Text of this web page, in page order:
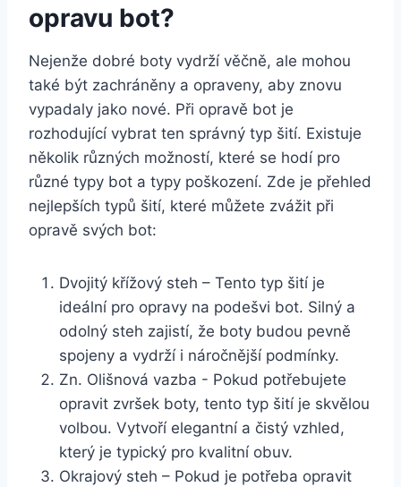
opravu bot?
Nejenže dobré boty vydrží věčně, ale mohou
také být⁤ zachráněny a opraveny,‍ aby znovu
vypadaly jako nové. Při opravě ‌bot je
rozhodující⁣ vybrat ten správný typ šití. Existuje
několik různých možností, které ‌se hodí pro
různé typy bot a typy poškození. Zde ‍je ​přehled
nejlepších typů šití, které můžete zvážit při
opravě svých bot:
Dvojitý křížový steh – Tento typ šití je
ideální pro opravy na podešvi bot.‍ Silný a
‌odolný steh zajistí, že boty budou pevně
spojeny a vydrží i náročnější podmínky.
Zn. Olišnová vazba ‌- Pokud potřebujete
opravit zvršek boty, tento typ šití⁢ je skvělou
volbou. Vytvoří elegantní a ⁢čistý vzhled,‌
který‌ je typický ⁣pro ⁤kvalitní obuv.
Okrajový steh – Pokud⁢ je potřeba opravit‌